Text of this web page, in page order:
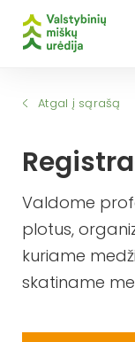
Atgal į sąrašą
Valdome
plotus,
kuriame
skatiname